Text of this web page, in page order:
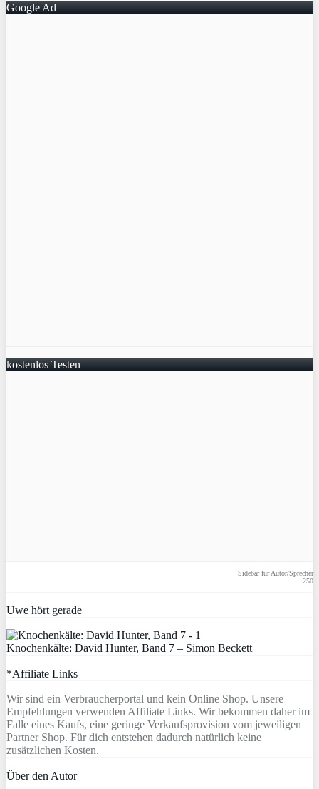
Google Ad
kostenlos Testen
Sidebar für Autor/Sprecher
250
Uwe hört gerade
Knochenkälte: David Hunter, Band 7 – Simon Beckett
*Affiliate Links
Wir sind ein Verbraucherportal und kein Online Shop. Unsere
Empfehlungen verwenden Affiliate Links. Wir bekommen daher im
Falle eines Kaufs, eine geringe Verkaufsprovision vom jeweiligen
Partner Shop. Für dich entstehen dadurch natürlich keine
zusätzlichen Kosten.
Über den Autor